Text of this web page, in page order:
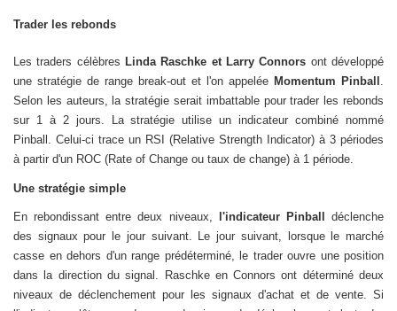
Trader les rebonds
Les traders célèbres Linda Raschke et Larry Connors ont développé
une stratégie de range break-out et l'on appelée Momentum Pinball
Selon les auteurs, la stratégie serait imbattable pour trader les rebonds
sur 1 à 2 jours. La stratégie utilise un indicateur combiné nommé
Pinball. Celui-ci trace un RSI (Relative Strength Indicator) à 3 périodes
à partir d'un ROC (Rate of Change ou taux de change) à 1 période.
Une stratégie simple
En rebondissant entre deux niveaux, l'indicateur Pinballdéclenche
des signaux pour le jour suivant. Le jour suivant, lorsque le marché
casse en dehors d'un range prédéterminé, le trader ouvre une position
dans la direction du signal. Raschke en Connors ont déterminé deux
niveaux de déclenchement pour les signaux d'achat et de vente. Si